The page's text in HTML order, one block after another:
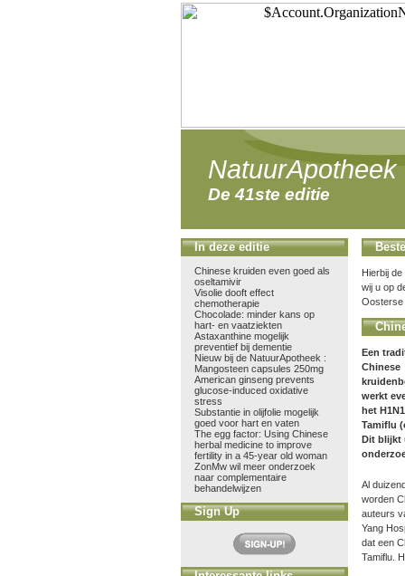
NatuurApotheek
De 41ste editie
In deze editie
Chinese kruiden even goed als
oseltamivir
Visolie dooft effect
chemotherapie
Chocolade: minder kans op
hart- en vaatziekten
Astaxanthine mogelijk
preventief bij dementie
Nieuw bij de NatuurApotheek :
Mangosteen capsules 250mg
American ginseng prevents
glucose-induced oxidative
stress
Substantie in olijfolie mogelijk
goed voor hart en vaten
The egg factor: Using Chinese
herbal medicine to improve
fertility in a 45-year old woman
ZonMw wil meer onderzoek
naar complementaire
behandelwijzen
Sign Up
Hierbij
wij u op
Oosterse
Een
Chinese
werkt
het
Tamiflu
Dit blijkt
Al
worden
auteurs
Yang
dat een
Tamiflu.